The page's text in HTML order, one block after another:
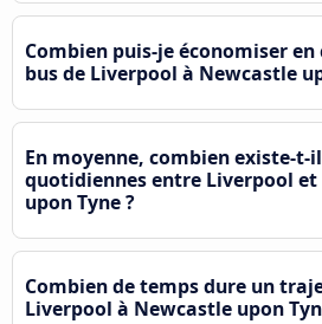
Combien puis-je économiser
bus de Liverpool à Newcastle
En moyenne, combien existe-t-
quotidiennes entre Liverpool
upon Tyne ?
Combien de temps dure un
Liverpool à Newcastle upon